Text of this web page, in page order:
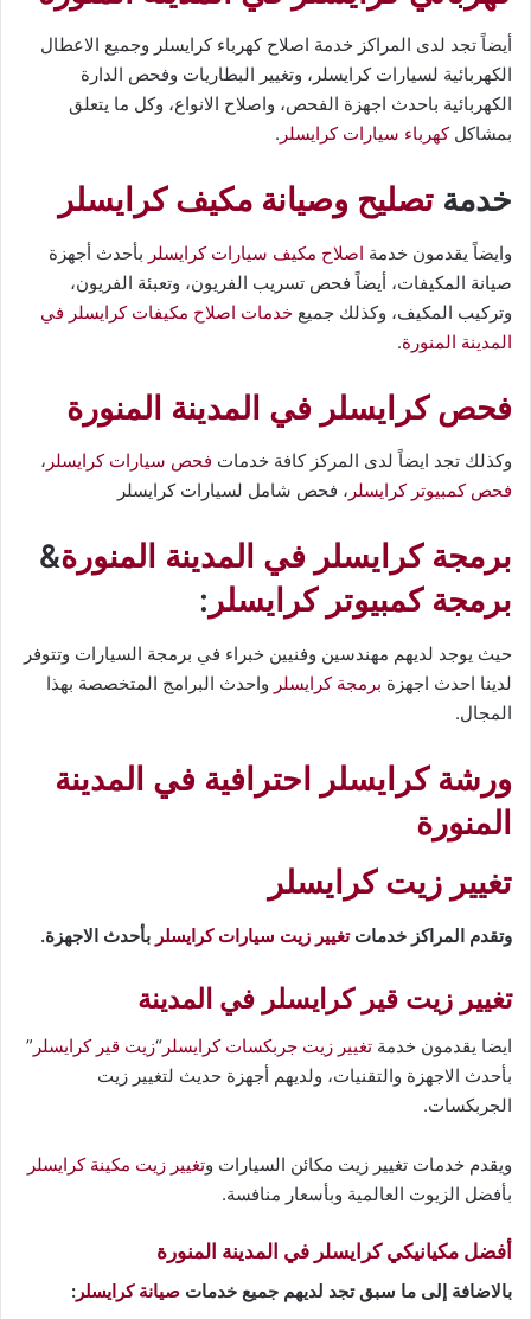
أيضاً تجد لدى المراكز خدمة اصلاح كهرباء كرايسلر وجميع الاعطال
الكهربائية لسيارات كرايسلر، وتغيير البطاريات وفحص الدارة
الكهربائية باحدث اجهزة الفحص، واصلاح الانواع، وكل ما يتعلق
بمشاكلكهرباء سيارات كرايسلر .
خدمة تصليح وصيانة مكيف كرايسلر
وايضاً يقدمون خدمة اصلاح مكيف سيارات كرايسلر بأحدث أجهزة
صيانة المكيفات، أيضاً فحص تسريب الفريون، وتعبئة الفريون،
وتركيب المكيف، وكذلك جميع خدمات اصلاح مكيفات كرايسلر في
المدينة المنورة.
فحص كرايسلر في المدينة المنورة
وكذلك تجد ايضاً لدى المركز كافة خدمات فحص سيارات كرايسلر ،
فحص كمبيوتر كرايسلر ، فحص شامل لسيارات كرايسلر
برمجة كرايسلر في المدينة المنورة&
برمجة كمبيوتر كرايسلر :
حيث يوجد لديهم مهندسين وفنيين خبراء في برمجة السيارات وتتوفر
لدينا احدث اجهزة برمجة كرايسلر واحدث البرامج المتخصصة بهذا
المجال.
ورشة كرايسلر احترافية في المدينة
المنورة
تغيير زيت كرايسلر
وتقدم المراكز خدماتتغيير زيت سيارات كرايسلر بأحدث الاجهزة.
تغيير زيت قير كرايسلر في المدينة
ايضا يقدمون خدمة تغيير زيت جربكسات كرايسلر “زيت قير كرايسلر ”
بأحدث الاجهزة والتقنيات، ولديهم أجهزة حديث لتغيير زيت
الجربكسات.
ويقدم خدمات تغيير زيت مكائن السيارات وتغيير زيت مكينة كرايسلر
بأفضل الزيوت العالمية وبأسعار منافسة.
أفضل مكيانيكي كرايسلر في المدينة المنورة
بالاضافة إلى ما سبق تجد لديهم جميع خدمات صيانة كرايسلر :